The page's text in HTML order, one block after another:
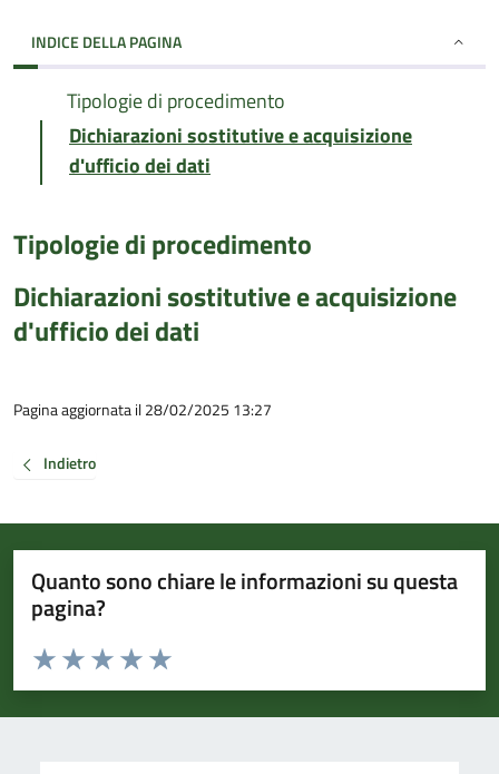
INDICE DELLA PAGINA
Tipologie di procedimento
Dichiarazioni sostitutive e acquisizione
d'ufficio dei dati
Tipologie di procedimento
Dichiarazioni sostitutive e acquisizione
d'ufficio dei dati
Pagina aggiornata il 28/02/2025 13:27
Indietro
Quanto sono chiare le informazioni su questa
pagina?
Valuta da 1 a 5 stelle la pagina
Valuta 5 stelle su 5
Valuta 4 stelle su 5
Valuta 3 stelle su 5
Valuta 2 stelle su 5
Valuta 1 stelle su 5